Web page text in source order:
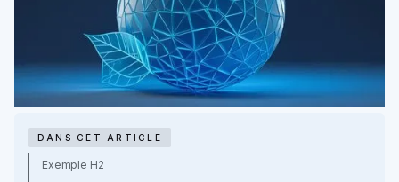
DANS CET ARTICLE
Exemple H2